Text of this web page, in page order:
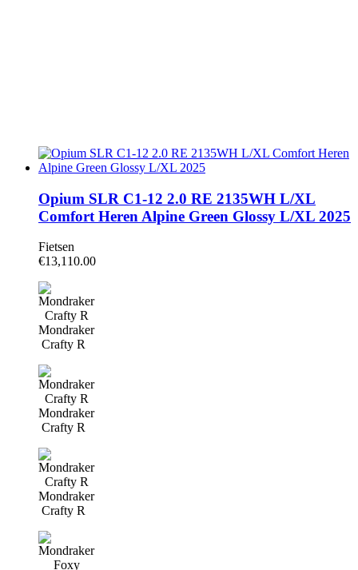
Opium SLR C1-12 2.0 RE 2135WH L/XL
Comfort Heren Alpine Green Glossy L/XL 2025
Fietsen
€13,110.00
Mondraker
Crafty R
Mondraker
Crafty R
Mondraker
Crafty R